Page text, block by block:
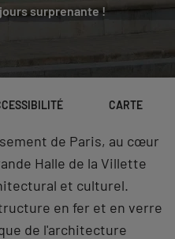
surprenante !
CARTE
de Paris, au cœur
Halle de la Villette
et culturel.
en fer et en verre
de l'architecture